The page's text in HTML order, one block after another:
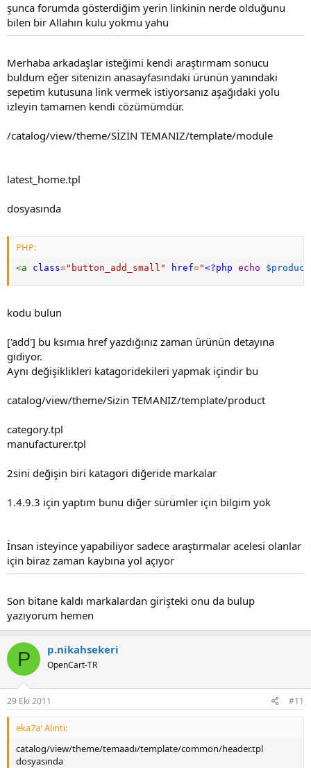
şunca forumda gösterdiğim yerin linkinin nerde olduğunu
bilen bir Allahın kulu yokmu yahu
Merhaba arkadaşlar isteğimi kendi araştırmam sonucu
buldum eğer sitenizin anasayfasındaki ürünün yanındaki
sepetim kutusuna link vermek istiyorsanız aşağıdaki yolu
izleyin tamamen kendi cözümümdür.
/catalog/view/theme/SİZİN TEMANIZ/template/module
latest_home.tpl
dosyasında
PHP:
<a class=" button_add_small " href="<?php echo
kodu bulun
['add'] bu ksımıa href yazdığınız zaman ürünün detayına
gidiyor.
Aynı değişiklikleri katagoridekileri yapmak içindir bu
catalog/view/theme/Sizin TEMANIZ/template/product
category.tpl
manufacturer.tpl
2sini değişin biri katagori diğeride markalar
1.4.9.3 için yaptım bunu diğer sürümler için bilgim yok
İnsan isteyince yapabiliyor sadece araştırmalar acelesi olanlar
için biraz zaman kaybına yol açıyor
Son bitane kaldı markalardan girişteki onu da bulup
yazıyorum hemen
P p.nikahsekeri
OpenCart-TR
29 Eki 2011 #11
eka7a' Alıntı:
catalog/view/theme/temaadı/template/common/header.tpl
dosyasında